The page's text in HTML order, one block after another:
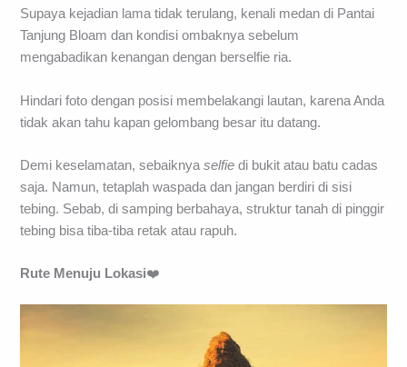
Supaya kejadian lama tidak terulang, kenali medan di Pantai
Tanjung Bloam dan kondisi ombaknya sebelum
mengabadikan kenangan dengan berselfie ria.
Hindari foto dengan posisi membelakangi lautan, karena Anda
tidak akan tahu kapan gelombang besar itu datang.
Demi keselamatan, sebaiknyaselfie di bukit atau batu cadas
saja. Namun, tetaplah waspada dan jangan berdiri di sisi
tebing. Sebab, di samping berbahaya, struktur tanah di pinggir
tebing bisa tiba-tiba retak atau rapuh.
Rute Menuju Lokasi❤️